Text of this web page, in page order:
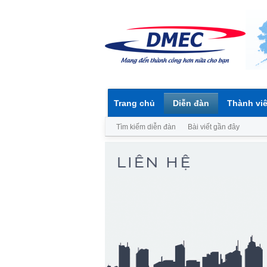
Trang chủ Diễn đàn
Tìm kiếm diễn đàn Bài viết gần đây
Thành